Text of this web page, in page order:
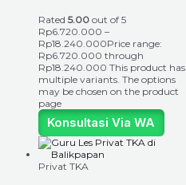
Rated 5.00 out of 5
Rp6.720.000 –
Rp18.240.000Price range:
Rp6.720.000 through
Rp18.240.000 This product has
multiple variants. The options
may be chosen on the product
page
Konsultasi Via WA
Privat TKA